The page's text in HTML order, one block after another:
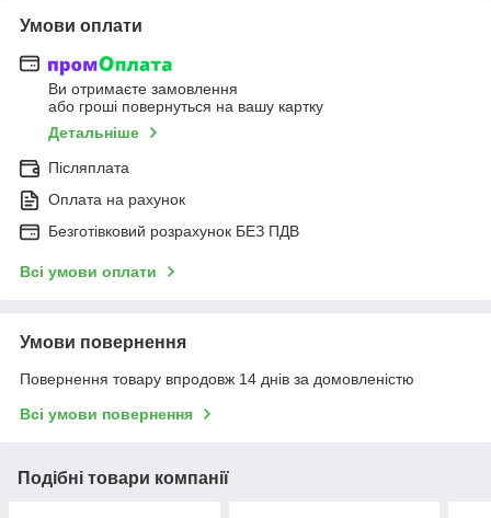
Умови оплати
Ви отримаєте замовлення
або гроші повернуться на вашу картку
Детальніше
Післяплата
Оплата на рахунок
Безготівковий розрахунок БЕЗ ПДВ
Всі умови оплати
Умови повернення
Повернення товару впродовж 14 днів за домовленістю
Всі умови повернення
Подібні товари компанії